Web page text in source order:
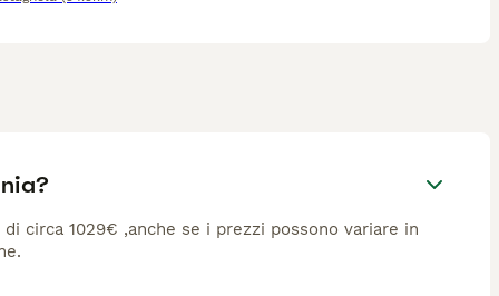
circa 1029€ ,anche se i prezzi possono variare in